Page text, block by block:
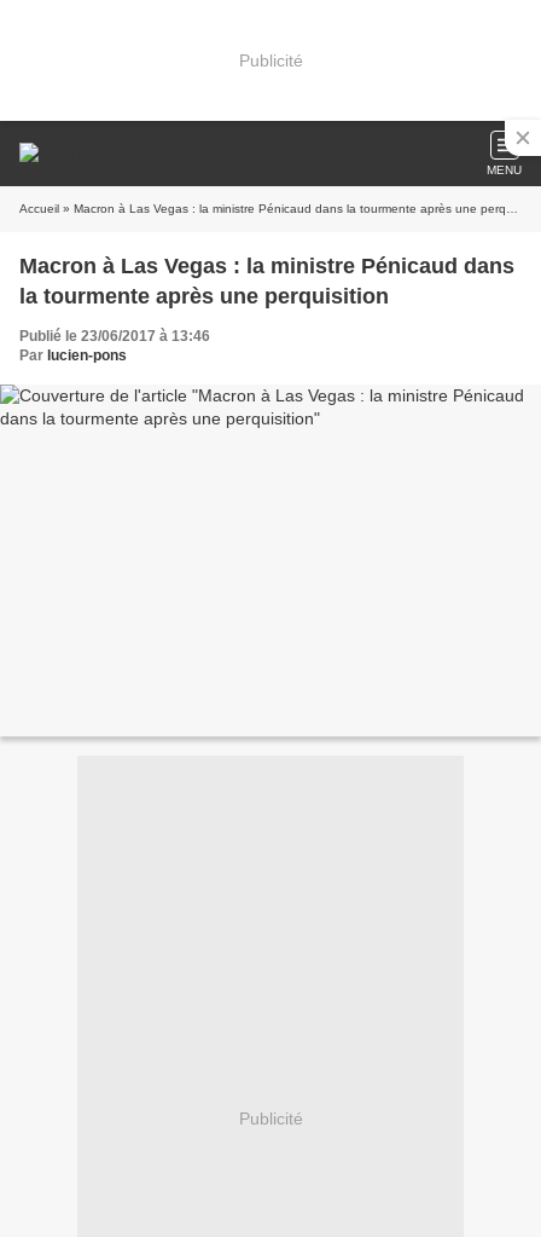
Publicité
MENU
Accueil » Macron à Las Vegas : la ministre Pénicaud dans la tourmente après une perquisition
Macron à Las Vegas : la ministre Pénicaud dans
la tourmente après une perquisition
Publié le 23/06/2017 à 13:46
Par lucien-pons
Publicité